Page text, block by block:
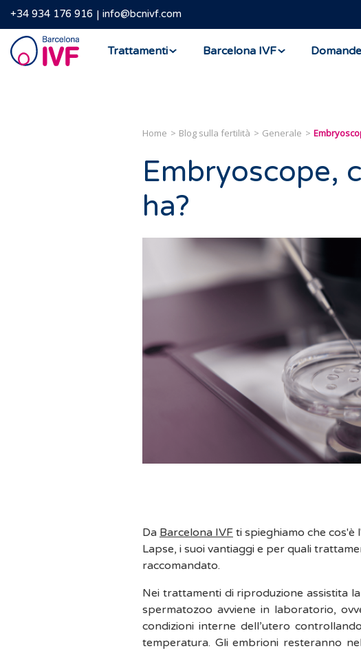
+34 934 176 916 info@bcnivf.com
Barcelona
IVF
Trattamenti Barcelona IVF
Home Blog sulla fertilità Generale
Embryoscope,
ha?
Da Barcelona IVF
Lapse, i suoi vantiaggi e per quali
raccomandato.
Nei trattamenti di riproduzione assistita
spermatozoo avviene in laboratorio,
condizioni interne dell’utero
temperatura. Gli embrioni resteranno